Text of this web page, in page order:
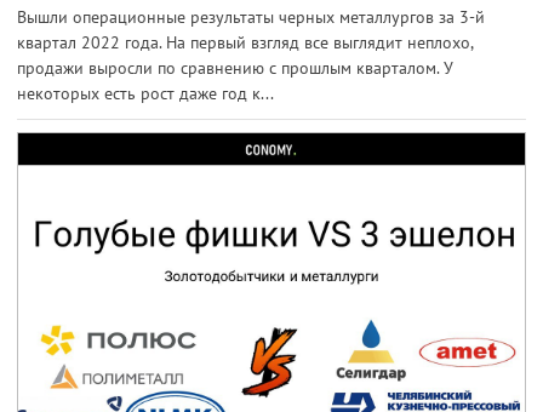
Вышли операционные результаты черных металлургов за 3-й
квартал 2022 года. На первый взгляд все выглядит неплохо,
продажи выросли по сравнению с прошлым кварталом. У
некоторых есть рост даже год к...